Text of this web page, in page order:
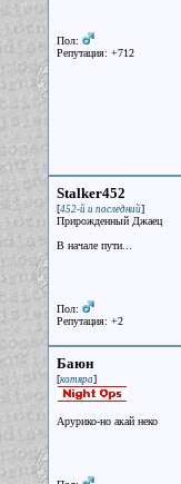
Пол:
Репутация: +712
Stalker452
[452-й и последний]
Прирожденный Джаец
В начале пути...
Пол:
Репутация: +2
Баюн
[котяра]
Арурико-но акай неко